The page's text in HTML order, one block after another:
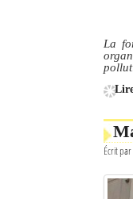
La
Écrit par